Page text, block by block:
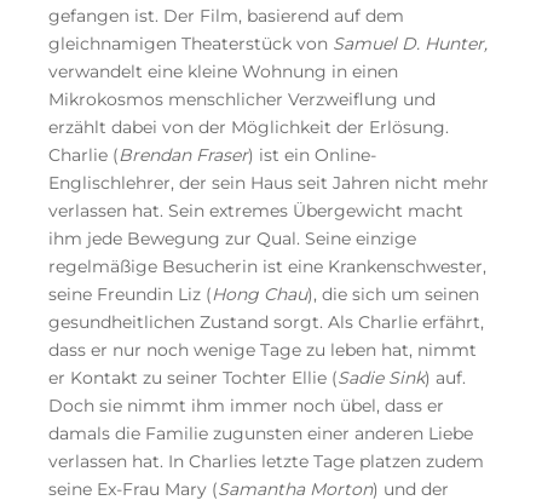
gefangen ist. Der Film, basierend auf dem
gleichnamigen Theaterstück von Samuel D. Hunter,
verwandelt eine kleine Wohnung in einen
Mikrokosmos menschlicher Verzweiflung und
erzählt dabei von der Möglichkeit der Erlösung.
Charlie (Brendan Fraser) ist ein Online-
Englischlehrer, der sein Haus seit Jahren nicht mehr
verlassen hat. Sein extremes Übergewicht macht
ihm jede Bewegung zur Qual. Seine einzige
regelmäßige Besucherin ist eine Krankenschwester,
seine Freundin Liz (Hong Chau), die sich um seinen
gesundheitlichen Zustand sorgt. Als Charlie erfährt,
dass er nur noch wenige Tage zu leben hat, nimmt
er Kontakt zu seiner Tochter Ellie (Sadie Sink) auf.
Doch sie nimmt ihm immer noch übel, dass er
damals die Familie zugunsten einer anderen Liebe
verlassen hat. In Charlies letzte Tage platzen zudem
seine Ex-Frau Mary (Samantha Morton) und der